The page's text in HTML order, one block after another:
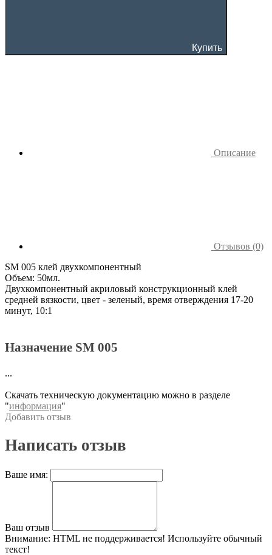
Купить
Описание
Отзывов (0)
SM 005 клей двухкомпонентный
Объем: 50мл.
Двухкомпонентный акриловый конструкционный клей
средней вязкости, цвет - зеленый, время отверждения 17-20
минут, 10:1
Назначение SM 005
...
Скачать техническую документацию можно в разделе
"информация"
Добавить отзыв
Написать отзыв
Ваше имя:
Ваш отзыв
Внимание: HTML не поддерживается! Используйте обычный
текст!